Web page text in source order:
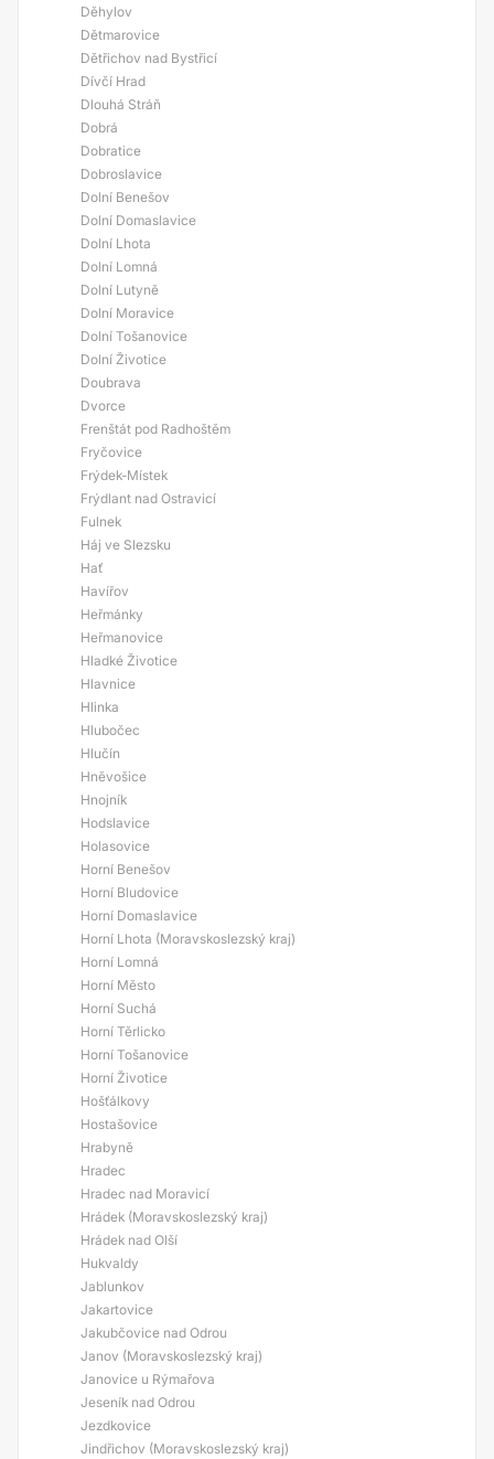
Děhylov
Dětmarovice
Dětřichov nad Bystřicí
Dívčí Hrad
Dlouhá Stráň
Dobrá
Dobratice
Dobroslavice
Dolní Benešov
Dolní Domaslavice
Dolní Lhota
Dolní Lomná
Dolní Lutyně
Dolní Moravice
Dolní Tošanovice
Dolní Životice
Doubrava
Dvorce
Frenštát pod Radhoštěm
Fryčovice
Frýdek-Místek
Frýdlant nad Ostravicí
Fulnek
Háj ve Slezsku
Hať
Havířov
Heřmánky
Heřmanovice
Hladké Životice
Hlavnice
Hlinka
Hlubočec
Hlučín
Hněvošice
Hnojník
Hodslavice
Holasovice
Horní Benešov
Horní Bludovice
Horní Domaslavice
Horní Lhota (Moravskoslezský kraj)
Horní Lomná
Horní Město
Horní Suchá
Horní Těrlicko
Horní Tošanovice
Horní Životice
Hošťálkovy
Hostašovice
Hrabyně
Hradec
Hradec nad Moravicí
Hrádek (Moravskoslezský kraj)
Hrádek nad Olší
Hukvaldy
Jablunkov
Jakartovice
Jakubčovice nad Odrou
Janov (Moravskoslezský kraj)
Janovice u Rýmařova
Jeseník nad Odrou
Jezdkovice
Jindřichov (Moravskoslezský kraj)